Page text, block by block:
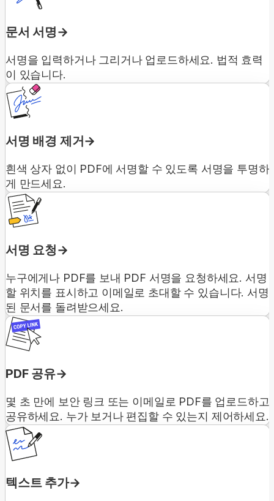
문서 서명
서명을 입력하거나 그리거나 업로드하세요. 법적 효력
이 있습니다.
서명 배경 제거
흰색 상자 없이 PDF에 서명할 수 있도록 서명을 투명하
게 만드세요.
서명 요청
누구에게나 PDF를 보내 PDF 서명을 요청하세요. 서명
할 위치를 표시하고 이메일로 초대할 수 있습니다. 서명
된 문서를 돌려받으세요.
PDF 공유
몇 초 만에 보안 링크 또는 이메일로 PDF를 업로드하고
공유하세요. 누가 보거나 편집할 수 있는지 제어하세요.
텍스트 추가